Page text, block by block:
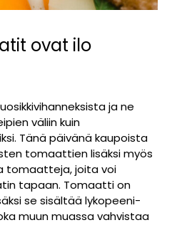
ovat ilo
ja ne
väliin kuin
Tänä päivänä kaupoista
tomaattien lisäksi myös
tomaatteja, joita voi
tapaan. Tomaatti on
se sisältää lykopeeni-
muun muassa vahvistaa